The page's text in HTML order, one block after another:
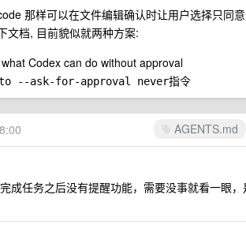
那样可以在文件编辑确认时让用户选择只同
文档, 目前貌似就两种方案:
Codex can do without approval
--ask-for-approval never指令
AGENTS.md
成任务之后没有提醒功能，需要没事就看一眼